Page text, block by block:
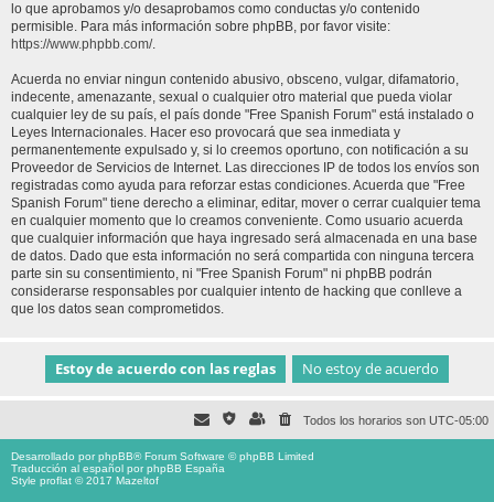
lo que aprobamos y/o desaprobamos como conductas y/o contenido
permisible. Para más información sobre phpBB, por favor visite:
https://www.phpbb.com/.
Acuerda no enviar ningun contenido abusivo, obsceno, vulgar, difamatorio,
indecente, amenazante, sexual o cualquier otro material que pueda violar
cualquier ley de su país, el país donde "Free Spanish Forum" está instalado o
Leyes Internacionales. Hacer eso provocará que sea inmediata y
permanentemente expulsado y, si lo creemos oportuno, con notificación a su
Proveedor de Servicios de Internet. Las direcciones IP de todos los envíos son
registradas como ayuda para reforzar estas condiciones. Acuerda que "Free
Spanish Forum" tiene derecho a eliminar, editar, mover o cerrar cualquier tema
en cualquier momento que lo creamos conveniente. Como usuario acuerda
que cualquier información que haya ingresado será almacenada en una base
de datos. Dado que esta información no será compartida con ninguna tercera
parte sin su consentimiento, ni "Free Spanish Forum" ni phpBB podrán
considerarse responsables por cualquier intento de hacking que conlleve a
que los datos sean comprometidos.
Todos los horarios son UTC-05:00
Desarrollado porphpBB® Forum Software © phpBB Limited
Traducción al español porphpBB España
Style proflat © 2017 Mazeltof